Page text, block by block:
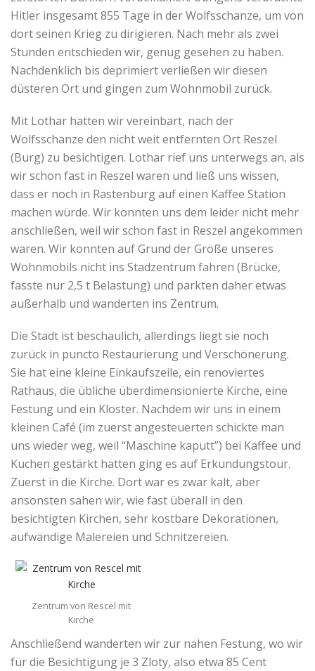
Hitler insgesamt 855 Tage in der Wolfsschanze, um von
dort seinen Krieg zu dirigieren. Nach mehr als zwei
Stunden entschieden wir, genug gesehen zu haben.
Nachdenklich bis deprimiert verließen wir diesen
düsteren Ort und gingen zum Wohnmobil zurück.
Mit Lothar hatten wir vereinbart, nach der
Wolfsschanze den nicht weit entfernten Ort Reszel
(Burg) zu besichtigen. Lothar rief uns unterwegs an, als
wir schon fast in Reszel waren und ließ uns wissen,
dass er noch in Rastenburg auf einen Kaffee Station
machen würde. Wir konnten uns dem leider nicht mehr
anschließen, weil wir schon fast in Reszel angekommen
waren. Wir konnten auf Grund der Größe unseres
Wohnmobils nicht ins Stadzentrum fahren (Brücke,
fasste nur 2,5 t Belastung) und parkten daher etwas
außerhalb und wanderten ins Zentrum.
Die Stadt ist beschaulich, allerdings liegt sie noch
zurück in puncto Restaurierung und Verschönerung.
Sie hat eine kleine Einkaufszeile, ein renoviertes
Rathaus, die übliche überdimensionierte Kirche, eine
Festung und ein Kloster. Nachdem wir uns in einem
kleinen Café (im zuerst angesteuerten schickte man
uns wieder weg, weil “Maschine kaputt”) bei Kaffee und
Kuchen gestärkt hatten ging es auf Erkundungstour.
Zuerst in die Kirche. Dort war es zwar kalt, aber
ansonsten sahen wir, wie fast überall in den
besichtigten Kirchen, sehr kostbare Dekorationen,
aufwändige Malereien und Schnitzereien.
Zentrum von Rescel mit
Kirche
Anschließend wanderten wir zur nahen Festung, wo wir
für die Besichtigung je 3 Zloty, also etwa 85 Cent